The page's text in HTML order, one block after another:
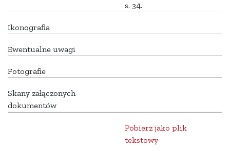
s. 34.
Ikonografia
Ewentualne uwagi
Fotografie
Skany załączonych
dokumentów
Pobierz jako plik
tekstowy